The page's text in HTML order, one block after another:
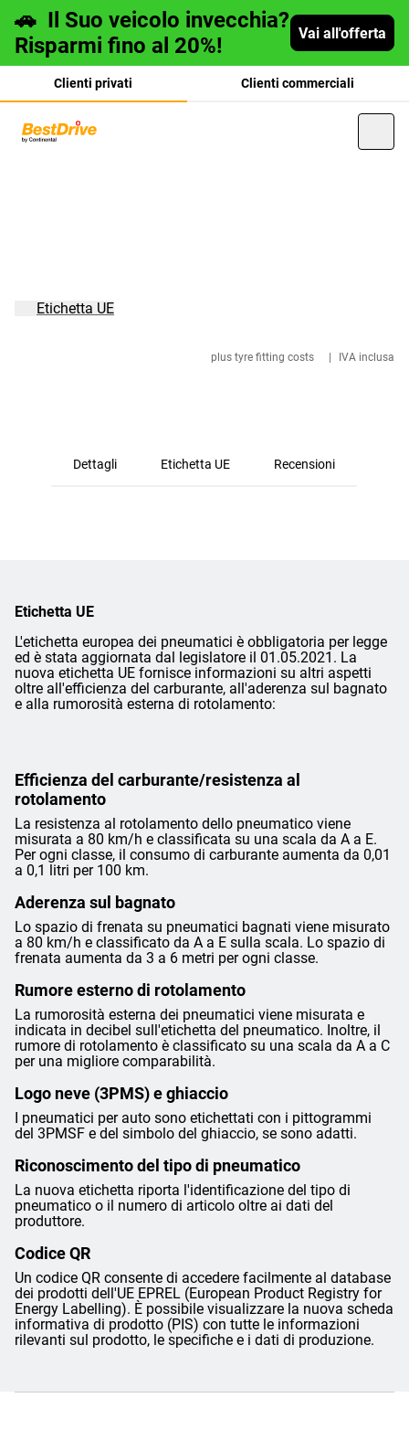
🚗 Il Suo veicolo invecchia?
Risparmi fino al 20%!
Vai all'offerta
Clienti privati Clienti commerciali
plus tyre fitting costs IVA inclusa
Etichetta UE
Dettagli Etichetta UE Recensioni
Etichetta UE
L'etichetta europea dei pneumatici è obbligatoria per legge
ed è stata aggiornata dal legislatore il 01.05.2021. La
nuova etichetta UE fornisce informazioni su altri aspetti
oltre all'efficienza del carburante, all'aderenza sul bagnato
e alla rumorosità esterna di rotolamento:
Efficienza del carburante/resistenza al
rotolamento
La resistenza al rotolamento dello pneumatico viene
misurata a 80 km/h e classificata su una scala da A a E.
Per ogni classe, il consumo di carburante aumenta da 0,01
a 0,1 litri per 100 km.
Aderenza sul bagnato
Lo spazio di frenata su pneumatici bagnati viene misurato
a 80 km/h e classificato da A a E sulla scala. Lo spazio di
frenata aumenta da 3 a 6 metri per ogni classe.
Rumore esterno di rotolamento
La rumorosità esterna dei pneumatici viene misurata e
indicata in decibel sull'etichetta del pneumatico. Inoltre, il
rumore di rotolamento è classificato su una scala da A a C
per una migliore comparabilità.
Logo neve (3PMS) e ghiaccio
I pneumatici per auto sono etichettati con i pittogrammi
del 3PMSF e del simbolo del ghiaccio, se sono adatti.
Riconoscimento del tipo di pneumatico
La nuova etichetta riporta l'identificazione del tipo di
pneumatico o il numero di articolo oltre ai dati del
produttore.
Codice QR
Un codice QR consente di accedere facilmente al database
dei prodotti dell'UE EPREL (European Product Registry for
Energy Labelling). È possibile visualizzare la nuova scheda
informativa di prodotto (PIS) con tutte le informazioni
rilevanti sul prodotto, le specifiche e i dati di produzione.